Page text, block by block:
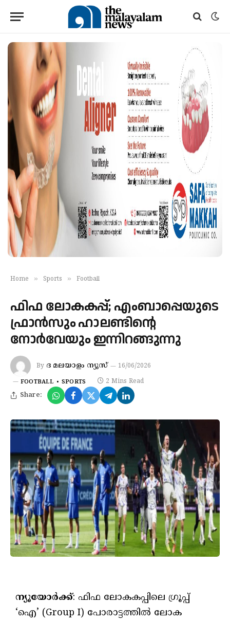
Home » Sports » Football
ഫിഫ ലോകകപ്പ്; എംബാപ്പെയുടെ
ഫ്രാൻസും ഹാലണ്ടിന്റെ
നോർവേയും ഇന്നിറങ്ങുന്നു
By ദ മലയാളം ന്യൂസ് 16/06/2026
FOOTBALL SPORTS 2 Mins Read
Share:
ന്യൂയോർക്ക്: ഫിഫ ലോകകപ്പിലെ ഗ്രൂപ്പ്
‘ഐ’ (Group I) പോരാട്ടത്തിൽ ലോക